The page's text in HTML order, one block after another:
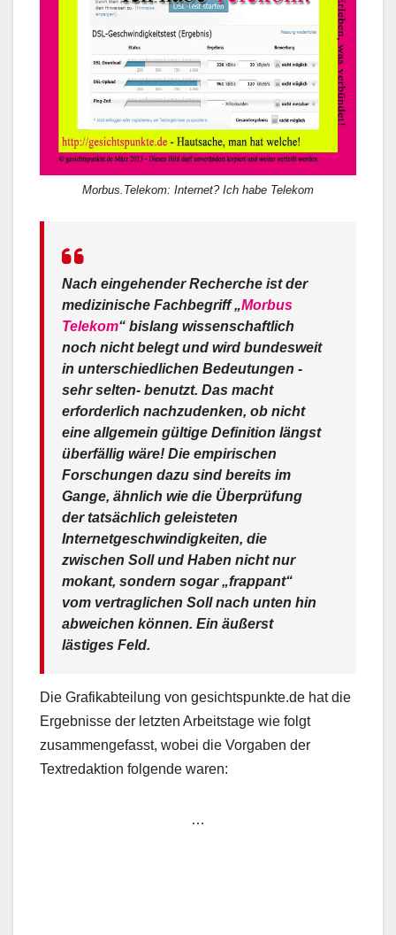
Morbus.Telekom: Internet? Ich habe Telekom
Nach eingehender Recherche ist der
medizinische Fachbegriff „Morbus
Telekom“ bislang wissenschaftlich
noch nicht belegt und wird bundesweit
in unterschiedlichen Bedeutungen -
sehr selten- benutzt. Das macht
erforderlich nachzudenken, ob nicht
eine allgemein gültige Definition längst
überfällig wäre! Die empirischen
Forschungen dazu sind bereits im
Gange, ähnlich wie die Überprüfung
der tatsächlich geleisteten
Internetgeschwindigkeiten, die
zwischen Soll und Haben nicht nur
mokant, sondern sogar „frappant“
vom vertraglichen Soll nach unten hin
abweichen können. Ein äußerst
lästiges Feld.
Die Grafikabteilung von gesichtspunkte.de hat die
Ergebnisse der letzten Arbeitstage wie folgt
zusammengefasst, wobei die Vorgaben der
Textredaktion folgende waren:
…